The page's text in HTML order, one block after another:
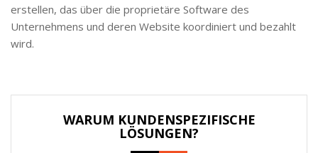
erstellen, das über die proprietäre Software des
Unternehmens und deren Website koordiniert und bezahlt
wird.
WARUM KUNDENSPEZIFISCHE
LÖSUNGEN?